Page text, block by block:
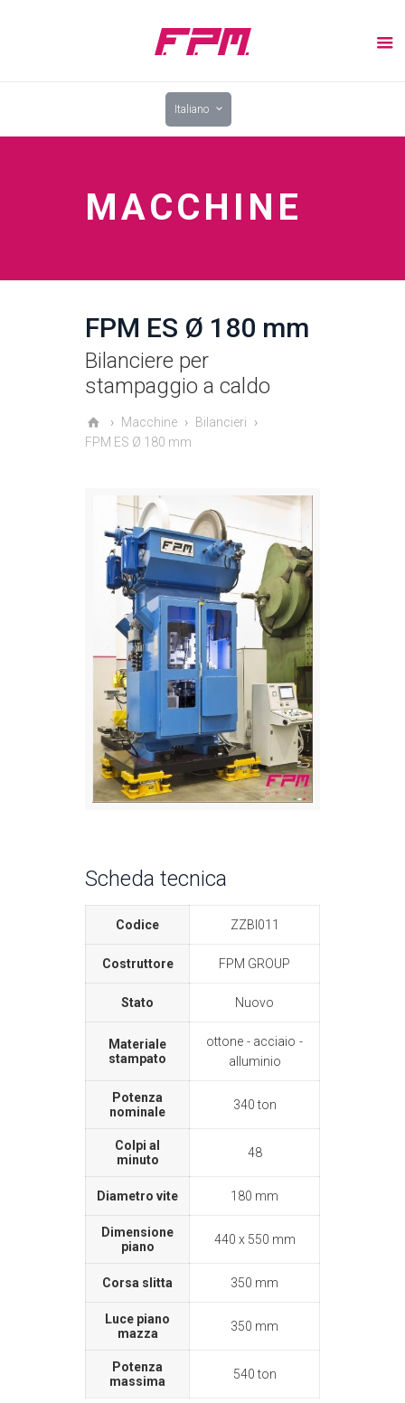
Italiano
MACCHINE
FPM ES Ø 180 mm
Bilanciere per
stampaggio a caldo
Macchine
Bilancieri
FPM ES Ø 180 mm
Scheda tecnica
Codice ZZBI011
Costruttore FPM GROUP
Stato Nuovo
Materiale
stampato
ottone
acciaio
alluminio
Potenza
nominale
340 ton
Colpi al
minuto
48
Diametro vite 180 mm
Dimensione
piano
440 x 550 mm
Corsa slitta 350 mm
Luce piano
mazza
350 mm
Potenza
massima
540 ton